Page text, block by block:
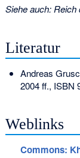
Siehe auch: Reich
Literatur
Andreas
2004 ff., ISBN
Weblinks
Commons: